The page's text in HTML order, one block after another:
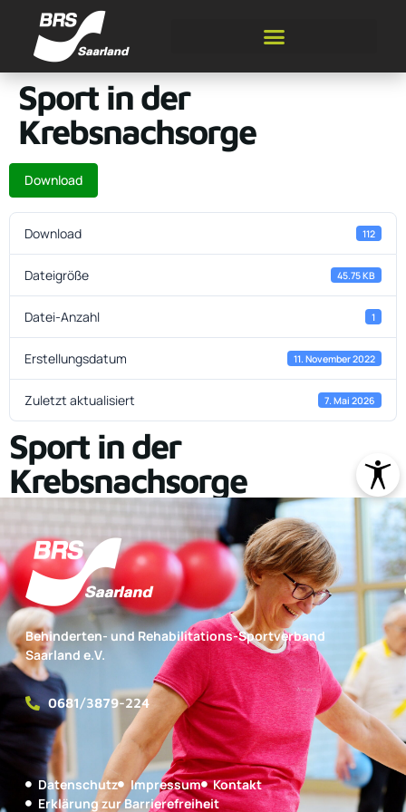
Sport in der
Krebsnachsorge
Download
Download 112
Dateigröße 45.75 KB
Datei-Anzahl 1
Erstellungsdatum 11. November 2022
Zuletzt aktualisiert 7. Mai 2026
Sport in der
Krebsnachsorge
Behinderten- und Rehabilitations-Sportverband
Saarland e.V.
0681/3879-224
Datenschutz Impressum
Kontakt
Erklärung zur Barrierefreiheit